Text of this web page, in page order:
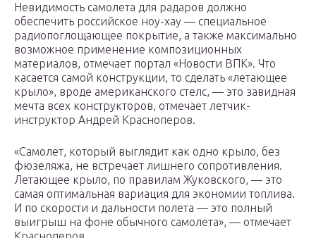
Невидимость самолета для радаров должно
обеспечить российское ноу-хау — специальное
радиопоглощающее покрытие, а также максимально
возможное применение композиционных
материалов, отмечает портал «Новости ВПК». Что
касается самой конструкции, то сделать «летающее
крыло», вроде американского стелс, — это завидная
мечта всех конструкторов, отмечает летчик-
инструктор Андрей Красноперов.
«Самолет, который выглядит как одно крыло, без
фюзеляжа, не встречает лишнего сопротивления.
Летающее крыло, по правилам Жуковского, — это
самая оптимальная вариация для экономии топлива.
И по скорости и дальности полета — это полный
выигрыш на фоне обычного самолета», — отмечает